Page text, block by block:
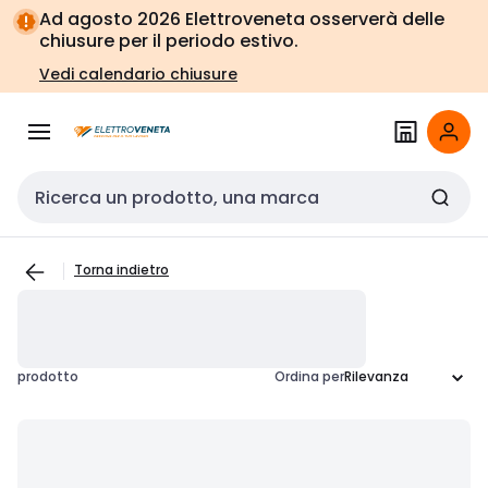
Vai alla
navigazione
Vai
alla
pagina
Ad agosto 2026 Elettroveneta osserverà delle
chiusure per il periodo estivo.
Vedi calendario chiusure
Cerca input
Torna indietro
prodotto Ordina per